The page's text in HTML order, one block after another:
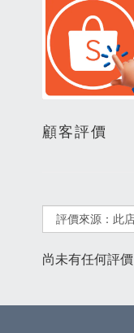
顧客評價
尚未有任何評價